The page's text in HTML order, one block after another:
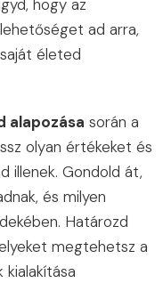
hogy az
ad arra,
életed
alapozása során a
olyan értékeket és
illenek. Gondold át,
és milyen
Határozd
megtehetsz a